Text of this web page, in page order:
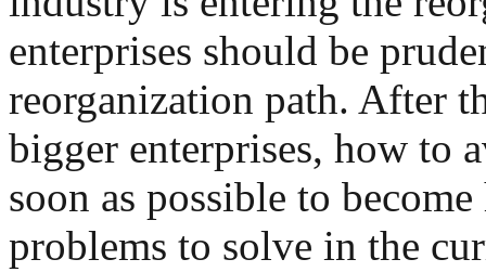
enterprises should be
reorganization path. After
bigger enterprises, how to
soon as possible to
problems to solve in the